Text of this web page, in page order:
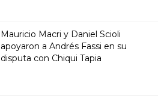
Mauricio Macri y Daniel Scioli
apoyaron a Andrés Fassi en su
disputa con Chiqui Tapia